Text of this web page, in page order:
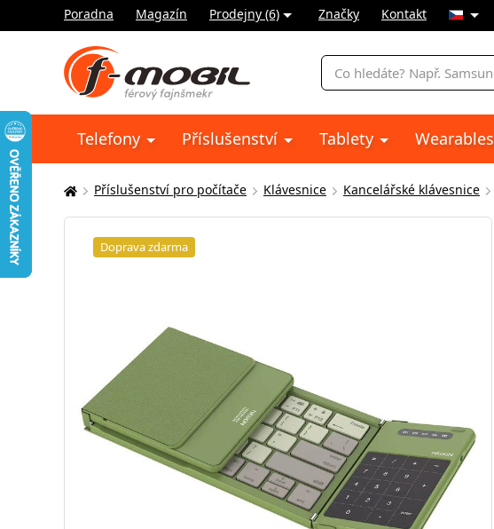
Poradna Magazín Prodejny (6) Značky Kontakt
Vyhledávání
Telefony Příslušenství Tablety Wearables
Zde
se
Příslušenství pro počítače Klávesnice Kancelářské klávesnice
Doprava zdarma